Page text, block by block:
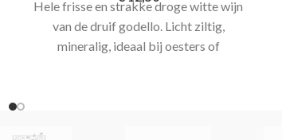
Hele frisse en strakke droge witte wijn
van de druif godello. Licht ziltig,
mineralig, ideaal bij oesters of